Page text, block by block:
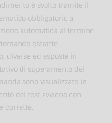
è svolto tramite il
obbligatorio a
automatica al termine
estratte
diverse ed esposte in
di superamento del
sono visualizzate in
del test avviene con
corrette.